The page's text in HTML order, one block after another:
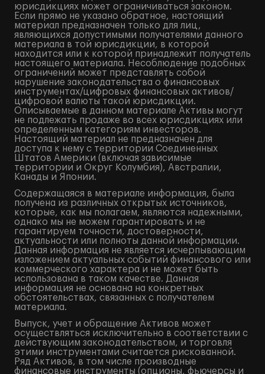
юрисдикциях может ограничиваться законом.
Если прямо не указано обратное, настоящий
материал предназначен только для лиц,
являющихся допустимыми получателями данного
материала в той юрисдикции, в которой
находится или к которой принадлежит получатель
настоящего материала. Несоблюдение подобных
ограничений может представлять собой
нарушение законодательства о финансовых
инструментах/цифровых финансовых активов/
цифровой валюты такой юрисдикции.
Описываемые в данном материале Активы могут
не подлежать продаже во всех юрисдикциях или
определенным категориям инвесторов.
Настоящий материал не предназначен для
доступа к нему с территории Соединенных
Штатов Америки (включая зависимые
территории и Округ Колумбия), Австралии,
Канады и Японии.
Содержащаяся в материале информация, была
получена из различных открытых источников,
которые, как мы полагаем, являются надежными,
однако мы не можем гарантировать и не
гарантируем точности, достоверности,
актуальности или полноты данной информации.
Данная информация не является исчерпывающим
изложением актуальных событий финансового или
коммерческого характера и не может быть
использована в таком качестве. Данная
информация не основана на конкретных
обстоятельствах, связанных с получателем
материала.
Выпуск, учет и обращение Активов может
осуществляться исключительно в соответствии с
действующим законодательством, и торговля
этими инструментами считается рискованной.
Ряд Активов, в том числе производные
финансовые инструменты (опционы, фьючерсы и